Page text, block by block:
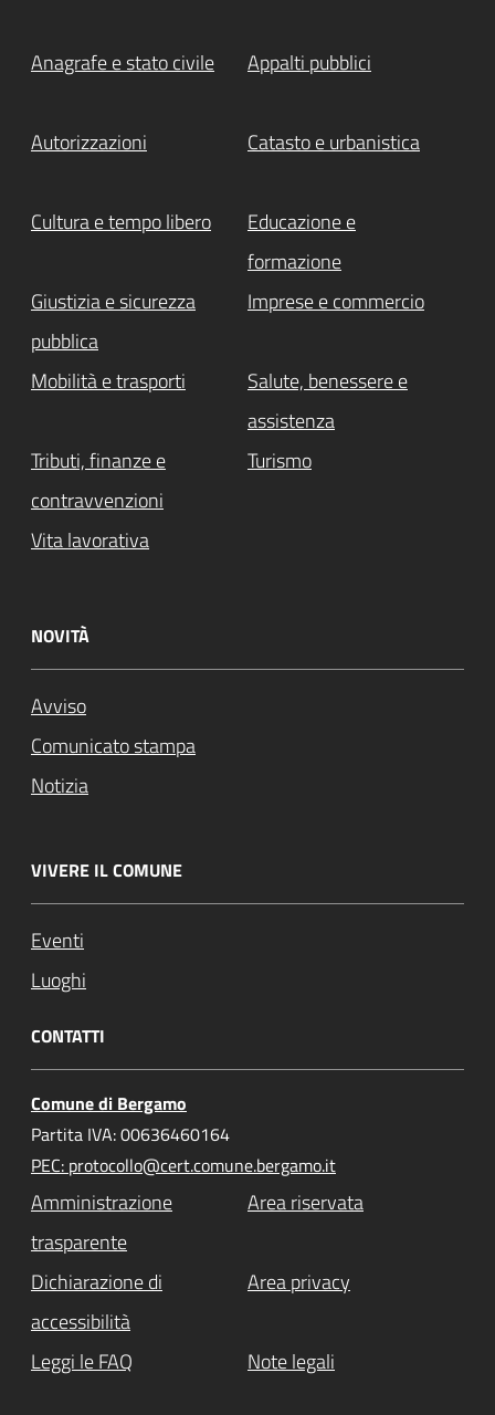
Anagrafe e stato civile Appalti pubblici
Autorizzazioni Catasto e urbanistica
Cultura e tempo libero
Educazione e
formazione
Giustizia e sicurezza
pubblica
Imprese e commercio
Mobilità e trasporti
Salute, benessere e
assistenza
Tributi, finanze e
contravvenzioni
Turismo
Vita lavorativa
NOVITÀ
Avviso
Comunicato stampa
Notizia
VIVERE IL COMUNE
Eventi
Luoghi
CONTATTI
Comune di Bergamo
Partita IVA: 00636460164
PEC: protocollo@cert.comune.bergamo.it
Amministrazione
trasparente
Area riservata
Dichiarazione di
accessibilità
Area privacy
Leggi le FAQ Note legali